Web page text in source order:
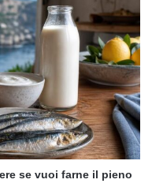
se vuoi farne il pieno